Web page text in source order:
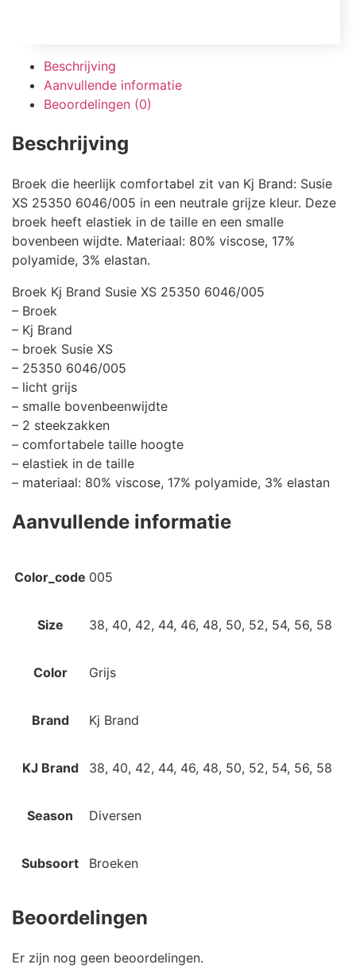
Beschrijving
Aanvullende informatie
Beoordelingen (0)
Beschrijving
Broek die heerlijk comfortabel zit van Kj Brand: Susie
XS 25350 6046/005 in een neutrale grijze kleur. Deze
broek heeft elastiek in de taille en een smalle
bovenbeen wijdte. Materiaal: 80% viscose, 17%
polyamide, 3% elastan.
Broek Kj Brand Susie XS 25350 6046/005
– Broek
– Kj Brand
– broek Susie XS
– 25350 6046/005
– licht grijs
– smalle bovenbeenwijdte
– 2 steekzakken
– comfortabele taille hoogte
– elastiek in de taille
– materiaal: 80% viscose, 17% polyamide, 3% elastan
Aanvullende informatie
Color_code 005
Size 38, 40, 42, 44, 46, 48, 50, 52, 54, 56, 58
Color Grijs
Brand Kj Brand
KJ Brand 38, 40, 42, 44, 46, 48, 50, 52, 54, 56, 58
Season Diversen
Subsoort Broeken
Beoordelingen
Er zijn nog geen beoordelingen.